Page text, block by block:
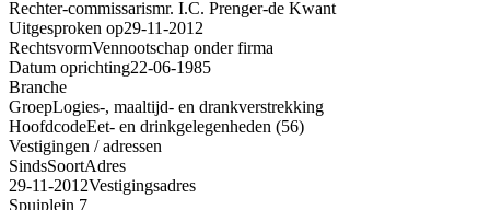
Rechter-commissarismr. I.C. Prenger-de Kwant
Uitgesproken op29-11-2012
RechtsvormVennootschap onder firma
Datum oprichting22-06-1985
Branche
GroepLogies-, maaltijd- en drankverstrekking
HoofdcodeEet- en drinkgelegenheden (56)
Vestigingen / adressen
SindsSoortAdres
29-11-2012Vestigingsadres
Spuiplein 7